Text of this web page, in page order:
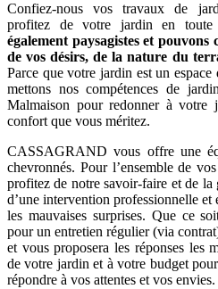
Confiez-nous vos travaux de
profitez de votre jardin en
également paysagistes et
de vos désirs, de la nature du
Parce que votre jardin est un
mettons nos compétences de
Malmaison pour redonner à votre
confort que vous méritez.
CASSAGRAND vous offre une
chevronnés. Pour l’ensemble de
profitez de notre savoir-faire et de
d’une intervention professionnelle
les mauvaises surprises. Que ce
pour un entretien régulier (via
et vous proposera les réponses les
de votre jardin et à votre budget
répondre à vos attentes et vos envies.